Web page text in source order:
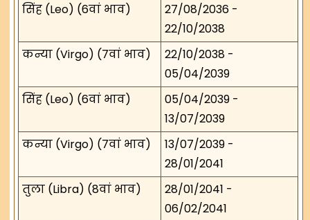
सिंह (Leo) (6वां भाव)
27/08/2036 -
22/10/2038
कन्या (Virgo) (7वां भाव)
22/10/2038 -
05/04/2039
सिंह (Leo) (6वां भाव)
05/04/2039 -
13/07/2039
कन्या (Virgo) (7वां भाव)
13/07/2039 -
28/01/2041
तुला (Libra) (8वां भाव)
28/01/2041 -
06/02/2041